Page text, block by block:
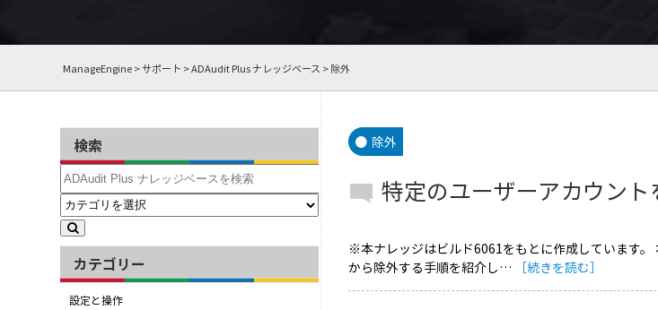
ManageEngine>サポート >ADAudit Plus ナレッジベース > 除外
検索
カテゴリー
設定と操作
除外
特定のユーザーアカウント
※本ナレッジはビルド6061をもとに作成しています
から除外する手順を紹介し…
［続きを読む］